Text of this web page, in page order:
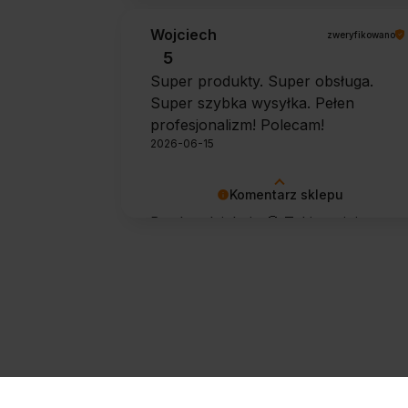
Komentarz sklepu
Bardzo dziękuję 🙂 Takie opinie
Wojciech zweryfikowano
5
Super produkty. Super obsługa.
Super szybka wysyłka. Pełen
profesjonalizm! Polecam!
2026-06-15